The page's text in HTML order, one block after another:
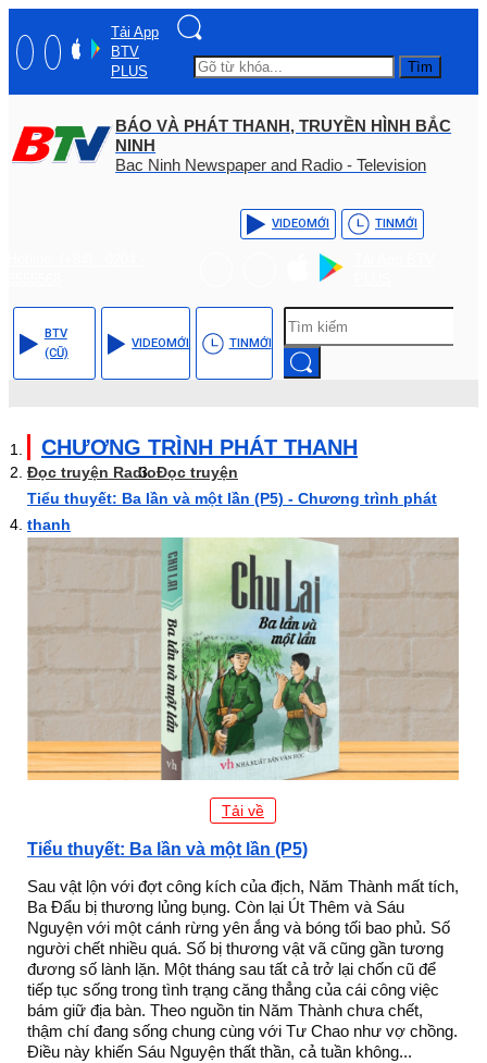
Tải App
BTV
PLUS
Tìm
BÁO VÀ PHÁT THANH, TRUYỀN HÌNH BẮC
NINH
Bac Ninh Newspaper and Radio - Television
VIDEOMỚI TINMỚI
BTV
(CŨ)
VIDEOMỚI TINMỚI
CHƯƠNG TRÌNH PHÁT THANH
Đọc truyện RadioĐọc truyện
Tiểu thuyết: Ba lần và một lần (P5) - Chương trình phát
thanh
Tải về
Tiểu thuyết: Ba lần và một lần (P5)
Sau vật lộn với đợt công kích của địch, Năm Thành mất tích,
Ba Đẩu bị thương lủng bụng. Còn lại Út Thêm và Sáu
Nguyện với một cánh rừng yên ắng và bóng tối bao phủ. Số
người chết nhiều quá. Số bị thương vật vã cũng gần tương
đương số lành lặn. Một tháng sau tất cả trở lại chốn cũ để
tiếp tục sống trong tình trạng căng thẳng của cái công việc
bám giữ địa bàn. Theo nguồn tin Năm Thành chưa chết,
thậm chí đang sống chung cùng với Tư Chao như vợ chồng.
Điều này khiến Sáu Nguyện thất thần, cả tuần không...